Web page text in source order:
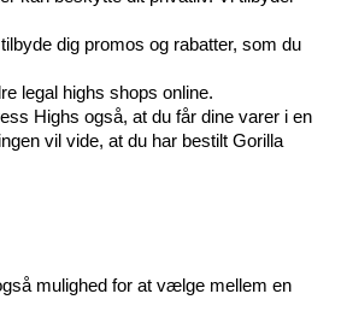
dig promos og rabatter, som du
legal highs shops online.
Highs også, at du får dine varer i en
vil vide, at du har bestilt Gorilla
mulighed for at vælge mellem en